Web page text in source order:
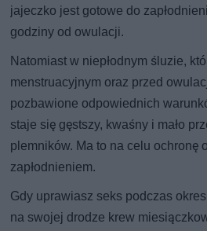
jajeczko jest gotowe do
godziny od owulacji.
Natomiast w niepłodnym śluzie,
menstruacyjnym oraz przed
pozbawione odpowiednich
staje się gęstszy, kwaśny i mało
plemników. Ma to na celu ochronę
zapłodnieniem.
Gdy uprawiasz seks podczas
na swojej drodze krew